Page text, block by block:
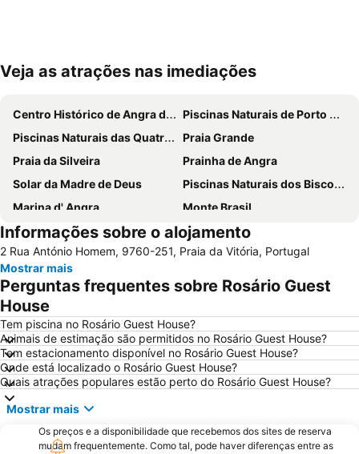
Ampliar mapa
Veja as atrações nas imediações
Centro Histórico de Angra do Heroismo
Piscinas Naturais de Porto Martins
Piscinas Naturais das Quatro Ribeiras
Praia Grande
Praia da Silveira
Prainha de Angra
Solar da Madre de Deus
Piscinas Naturais dos Biscoitos
Marina d' Angra
Monte Brasil
Casa de Vitorino Nemésio
Informações sobre o alojamento
2 Rua António Homem, 9760-251, Praia da Vitória, Portugal
Mostrar mais
Perguntas frequentes sobre Rosário Guest
House
Tem piscina no Rosário Guest House?
Animais de estimação são permitidos no Rosário Guest House?
Tem estacionamento disponível no Rosário Guest House?
Onde está localizado o Rosário Guest House?
Quais atrações populares estão perto do Rosário Guest House?
Mostrar mais
Os preços e a disponibilidade que recebemos dos sites de reserva
mudam frequentemente. Como tal, pode haver diferenças entre as